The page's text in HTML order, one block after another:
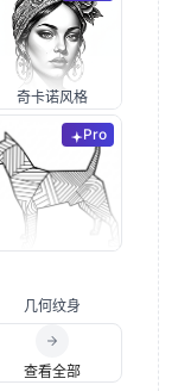
奇卡诺风格
Pro
几何纹身
查看全部